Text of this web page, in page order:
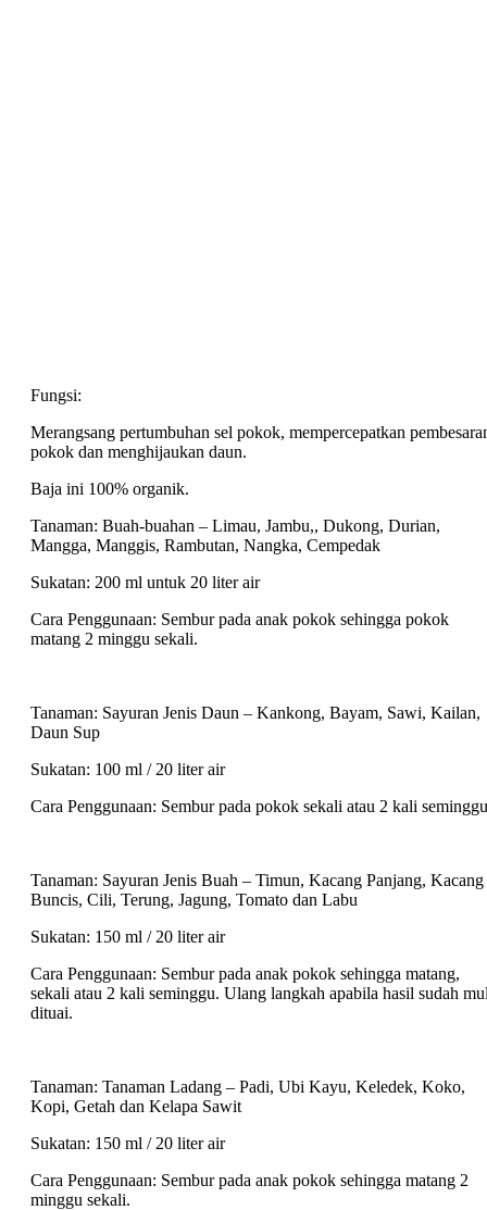
Fungsi:
Merangsang pertumbuhan sel pokok, mempercepatkan
pokok dan menghijaukan daun.
Baja ini 100% organik.
Tanaman: Buah-buahan – Limau, Jambu,, Dukong, Durian,
Mangga, Manggis, Rambutan, Nangka, Cempedak
Sukatan: 200 ml untuk 20 liter air
Cara Penggunaan: Sembur pada anak pokok sehingga pokok
matang 2 minggu sekali.
Tanaman: Sayuran Jenis Daun – Kankong, Bayam, Sawi, Kailan,
Daun Sup
Sukatan: 100 ml / 20 liter air
Cara Penggunaan: Sembur pada pokok sekali atau 2 kali seminggu
Tanaman: Sayuran Jenis Buah – Timun, Kacang Panjang, Kacang
Buncis, Cili, Terung, Jagung, Tomato dan Labu
Sukatan: 150 ml / 20 liter air
Cara Penggunaan: Sembur pada anak pokok sehingga matang,
sekali atau 2 kali seminggu. Ulang langkah apabila hasil sudah
dituai.
Tanaman: Tanaman Ladang – Padi, Ubi Kayu, Keledek, Koko,
Kopi, Getah dan Kelapa Sawit
Sukatan: 150 ml / 20 liter air
Cara Penggunaan: Sembur pada anak pokok sehingga matang 2
minggu sekali.